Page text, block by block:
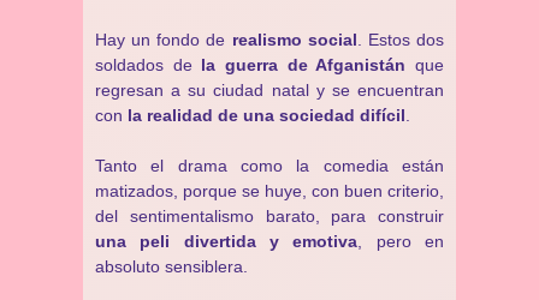
Hay un fondo de realismo social . Estos dos
soldados de la guerra de Afganistán que
regresan a su ciudad natal y se encuentran
con la realidad de una sociedad difícil
Tanto el drama como la comedia están
matizados, porque se huye, con buen criterio,
del sentimentalismo barato, para construir
una peli divertida y emotiva , pero en
absoluto sensiblera.